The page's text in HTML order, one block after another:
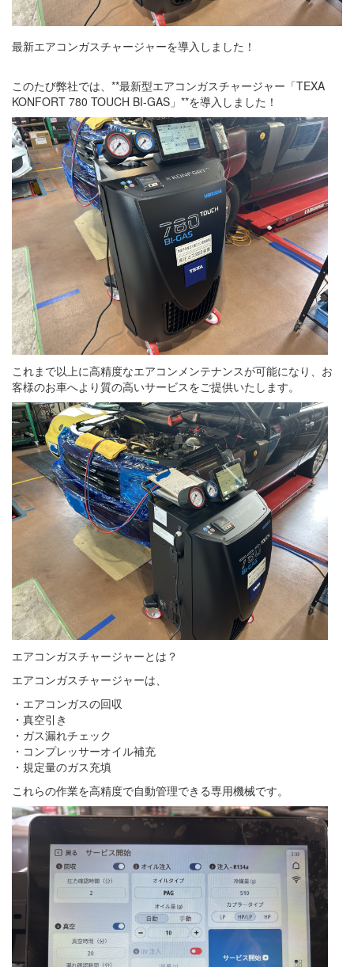
最新エアコンガスチャージャーを導入しました！
このたび弊社では、**最新型エアコンガスチャージャー「TEXA
KONFORT 780 TOUCH BI-GAS」**を導入しました！
これまで以上に高精度なエアコンメンテナンスが可能になり、お
客様のお車へより質の高いサービスをご提供いたします。
エアコンガスチャージャーとは？
エアコンガスチャージャーは、
・エアコンガスの回収
・真空引き
・ガス漏れチェック
・コンプレッサーオイル補充
・規定量のガス充填
これらの作業を高精度で自動管理できる専用機械です。